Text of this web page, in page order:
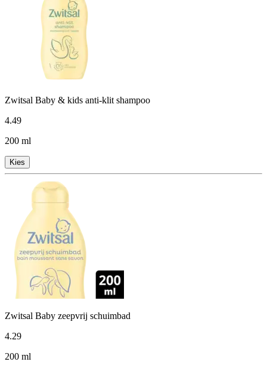
Zwitsal Baby & kids anti-klit shampoo
4.49
200 ml
Kies
Zwitsal Baby zeepvrij schuimbad
4.29
200 ml